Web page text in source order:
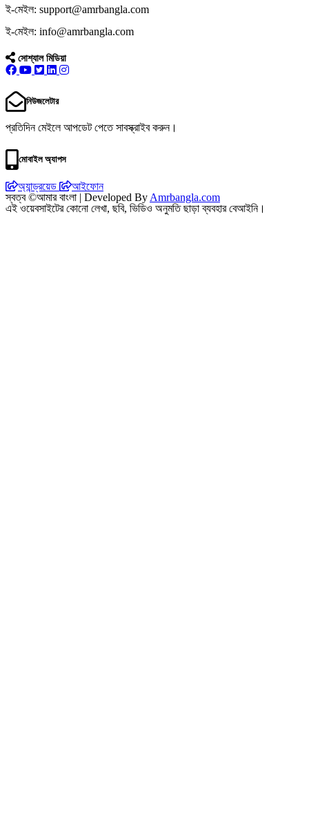
ই-মেইল: support@amrbangla.com
ই-মেইল: info@amrbangla.com
সোশ্যাল মিডিয়া
নিউজলেটার
প্রতিদিন মেইলে আপডেট পেতে সাবস্ক্রাইব করুন।
মোবাইল অ্যাপস
অ্যান্ড্রয়েড
আইফোন
স্বত্ব ©আমার বাংলা | Developed By Amrbangla.com
এই ওয়েবসাইটের কোনো লেখা, ছবি, ভিডিও অনুমতি ছাড়া ব্যবহার বেআইনি।